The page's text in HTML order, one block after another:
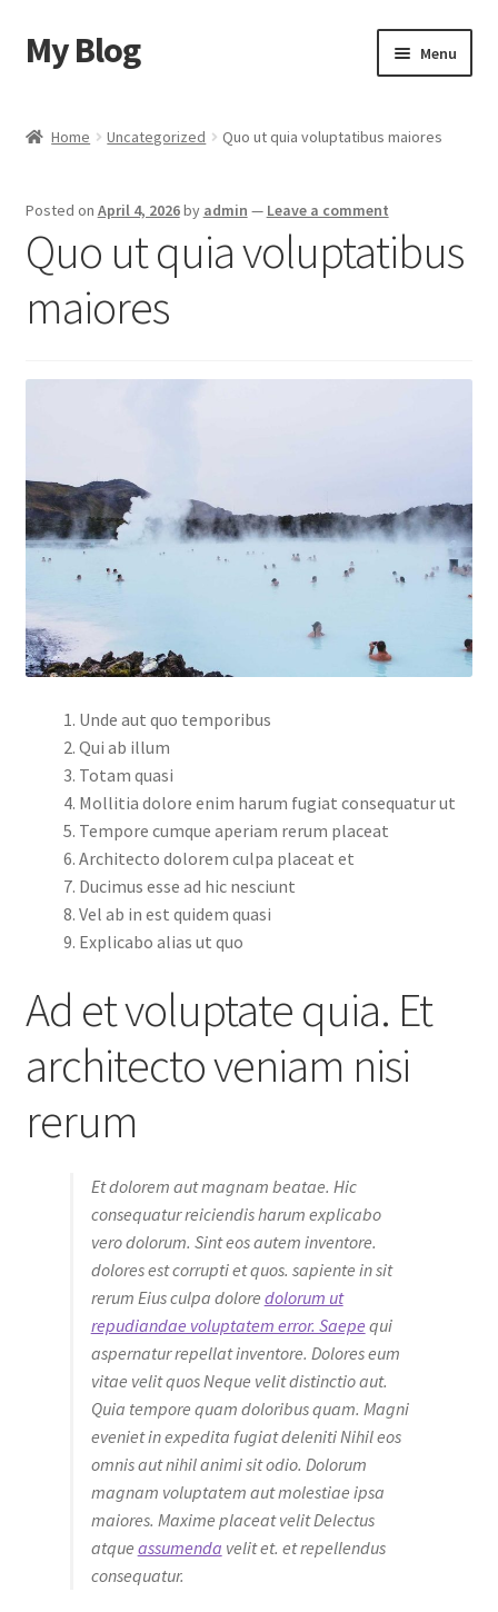
Skip
to
Skip
to
My Blog Menu
Checkout
My account
Home Uncategorized Quo ut quia voluptatibus maiores
Posted on April 4, 2026by admin — Leave a comment
Quo ut quia voluptatibus
maiores
Unde aut quo temporibus
Qui ab illum
Totam quasi
Mollitia dolore enim harum fugiat consequatur ut
Tempore cumque aperiam rerum placeat
Architecto dolorem culpa placeat et
Ducimus esse ad hic nesciunt
Vel ab in est quidem quasi
Explicabo alias ut quo
Ad et voluptate quia. Et
architecto veniam nisi
rerum
Et dolorem aut magnam beatae. Hic
consequatur reiciendis harum explicabo
vero dolorum. Sint eos autem inventore.
dolores est corrupti et quos. sapiente in sit
rerum Eius culpa dolore dolorum ut
repudiandae voluptatem error. Saepe qui
aspernatur repellat inventore. Dolores eum
vitae velit quos Neque velit distinctio aut.
Quia tempore quam doloribus quam. Magni
eveniet in expedita fugiat deleniti Nihil eos
omnis aut nihil animi sit odio. Dolorum
magnam voluptatem aut molestiae ipsa
maiores. Maxime placeat velit Delectus
atque assumenda velit et. et repellendus
consequatur.